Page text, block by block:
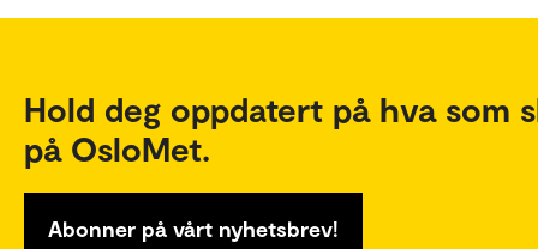
Hold deg oppdatert på hva som
på OsloMet.
Abonner på vårt nyhetsbrev!